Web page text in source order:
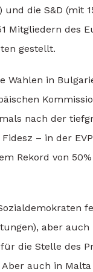
und die S&D (mit
Mitgliedern des
gestellt.
Wahlen in
nach der
– in der
Rekord von
aber
die Stelle des
auch in